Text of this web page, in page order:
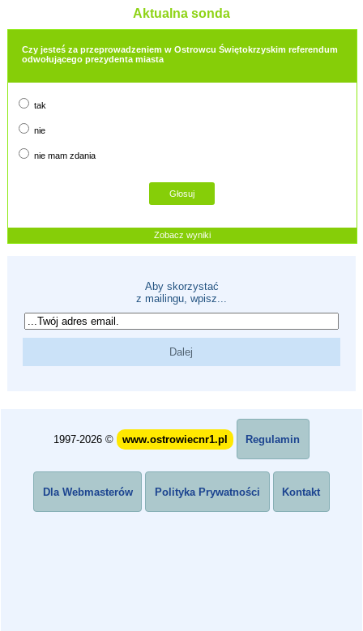
Aktualna sonda
Czy jesteś za przeprowadzeniem w Ostrowcu Świętokrzyskim referendum
odwołującego prezydenta miasta
tak
nie
nie mam zdania
Zobacz wyniki
Aby skorzystać
z mailingu, wpisz...
1997-2026 © www.ostrowiecnr1.pl Regulamin
Dla Webmasterów Polityka Prywatności Kontakt